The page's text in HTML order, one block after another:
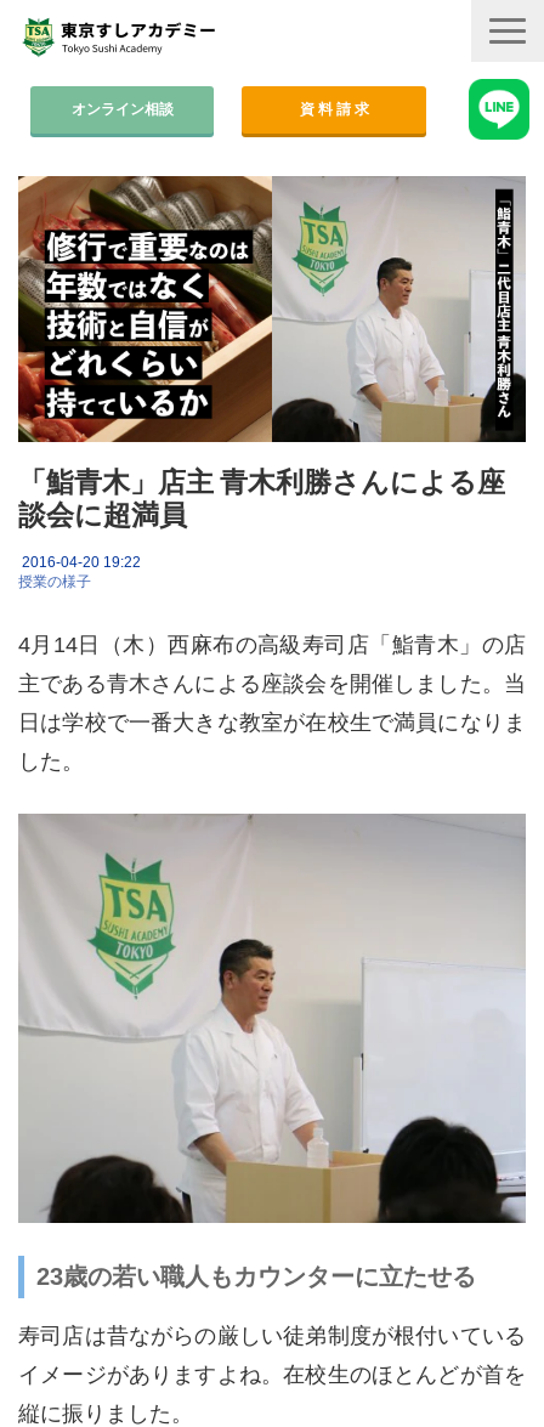
オンライン相談 資 料 請 求
コース案内
集中コース│2ヶ月
平日コース│木金
週末コース│週1回・1年間
寿司職人養成コース│6ヶ月
学費
すしアカ卒業生の活躍
「鮨青木」店主 青木利勝さんによる座
談会に超満員
2016-04-20 19:22
授業の様子
4月14日（木）西麻布の高級寿司店「鮨青木」の店
主である青木さんによる座談会を開催しました。当
日は学校で一番大きな教室が在校生で満員になりま
した。
23歳の若い職人もカウンターに立たせる
寿司店は昔ながらの厳しい徒弟制度が根付いている
イメージがありますよね。在校生のほとんどが首を
縦に振りました。